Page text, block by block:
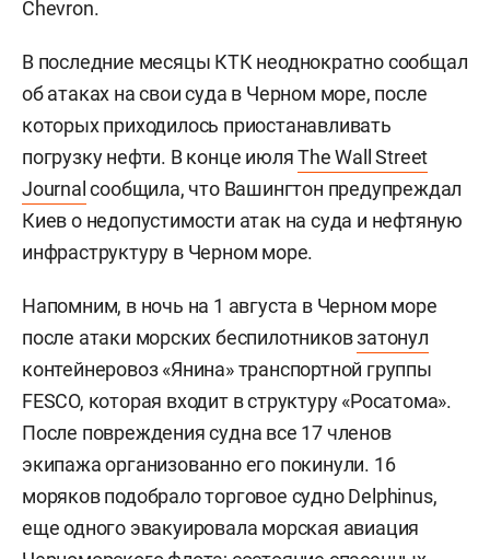
Chevron.
В последние месяцы КТК неоднократно сообщал
об атаках на свои суда в Черном море, после
которых приходилось приостанавливать
погрузку нефти. В конце июляThe Wall Street
Journalсообщила, что Вашингтон предупреждал
Киев о недопустимости атак на суда и нефтяную
инфраструктуру в Черном море.
Напомним, в ночь на 1 августа в Черном море
после атаки морских беспилотниковзатонул
контейнеровоз «Янина» транспортной группы
FESCO, которая входит в структуру «Росатома».
После повреждения судна все 17 членов
экипажа организованно его покинули. 16
моряков подобрало торговое судно Delphinus,
еще одного эвакуировала морская авиация